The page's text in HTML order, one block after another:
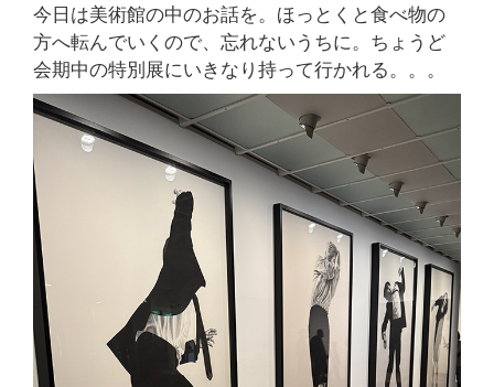
今日は美術館の中のお話を。ほっとくと食べ物の
方へ転んでいくので、忘れないうちに。ちょうど
会期中の特別展にいきなり持って行かれる。。。